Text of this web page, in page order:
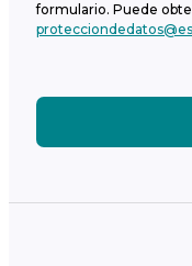
formulario. Puede